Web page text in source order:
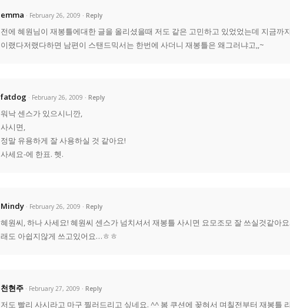
emma · February 26, 2009 Reply
전에 혜원님이 재봉틀에대한 글을 올리셨을때 저도 같은 고민하고 있었었는데 지금까
이랬다저랬다하면 남편이 스탠드믹서는 한번에 사더니 재봉틀은 왜그러냐고,,~
fatdog · February 26, 2009 Reply
워낙 센스가 있으시니깐,
사시면,
정말 유용하게 잘 사용하실 것 같아요!
사세요-에 한표. 헷.
Mindy · February 26, 2009 Reply
혜원씨, 하나 사세요! 혜원씨 센스가 넘치셔서 재봉틀 사시면 요모조모 잘 쓰실것같아
래도 아쉽지않게 쓰고있어요…ㅎㅎ
천현주 · February 27, 2009 Reply
저도 빨리 사시라고 마구 찔러드리고 싶네요. ^^ 봄 쿠션에 꽂혀서 며칠전부터 재봉틀